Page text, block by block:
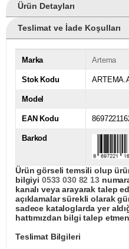
Ürün Detayları
Teslimat ve İade Koşulları
Marka Artema
Stok Kodu
Model
EAN Kodu
Barkod
Ürün görseli temsili olup
bilgiyi 0533 030 82 13
kanalı veya arayarak talep
açıklamalar sürekli olarak
sadece kataloglarda yer
hattımızdan bilgi talep
Teslimat Bilgileri